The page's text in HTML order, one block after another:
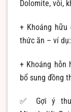
Dolomite, vôi,
+ Khoáng
thức ăn – ví
+ Khoáng hỗn
bổ sung đồng
✅ Gợi ý